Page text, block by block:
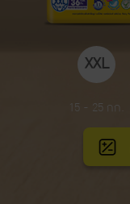
XXL
15 - 25 กก.